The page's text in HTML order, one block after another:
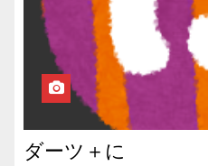
ダーツ＋に